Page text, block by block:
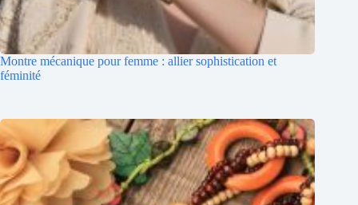
Montre mécanique pour femme : allier sophistication et
féminité